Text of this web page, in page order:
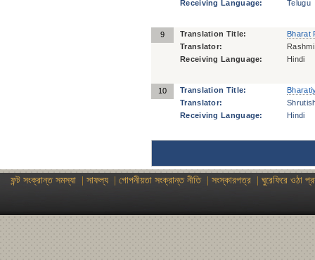
Receiving Language:
Telugu
9 Translation Title:
Bharat
Translator:
Receiving Language:
Hindi
10 Translation Title:
Translator:
Receiving Language:
Hindi
ফন্ট সংক্রান্ত সমস্যা সাফল্য গোপনীয়তা সংক্রান্ত নীতি| সংস্কারপত্র ঘুরেফিরে ওঠা